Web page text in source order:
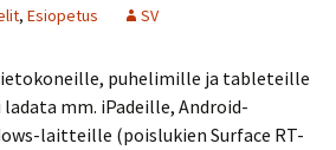
, Esiopetus SV
puhelimille ja tableteille
mm. iPadeille, Android-
laitteille (poislukien Surface RT-